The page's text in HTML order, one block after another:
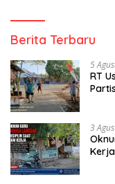
Berita Terbaru
5
RT
3
Kerja